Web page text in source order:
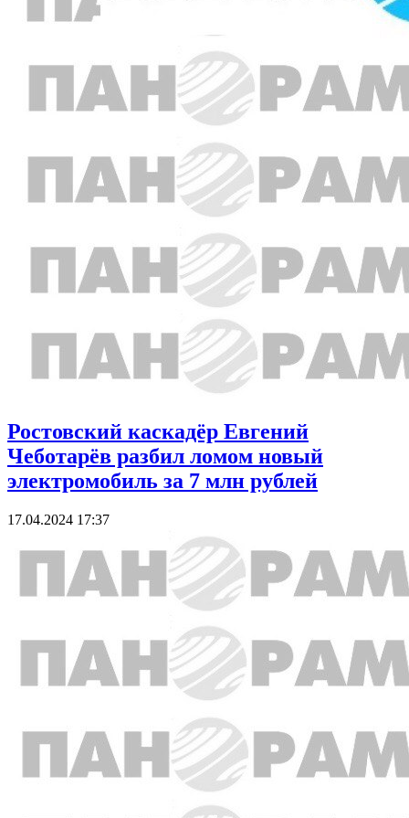
Ростовский каскадёр Евгений
Чеботарёв разбил ломом новый
электромобиль за 7 млн рублей
17.04.2024 17:37